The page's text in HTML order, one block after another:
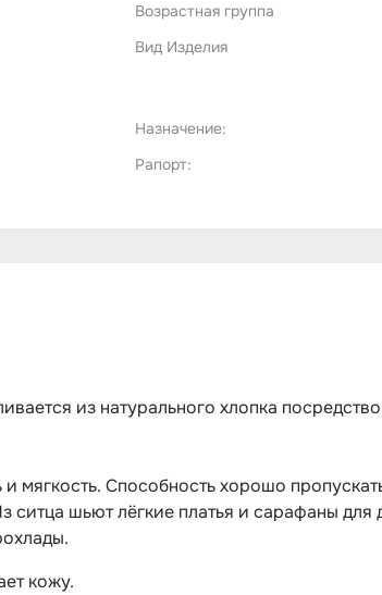
Возрастная группа
Вид Изделия
Назначение:
Рапорт:
из натурального хлопка
мягкость. Способность хорошо
ситца шьют лёгкие платья и сарафаны
кожу.